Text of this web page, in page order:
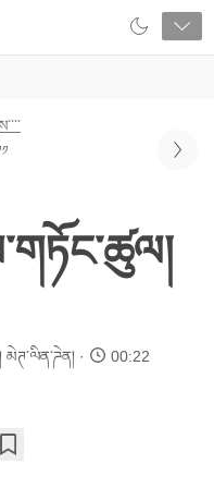
མེཊ་ལིན་ཌེན། 00:22